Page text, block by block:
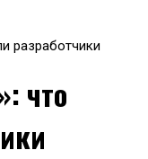
разработчики
что